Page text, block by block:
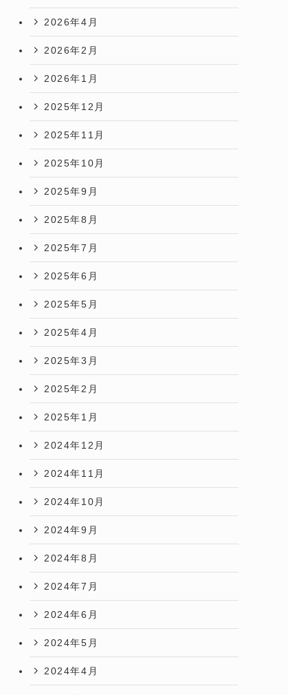
2026年4月
2026年2月
2026年1月
2025年12月
2025年11月
2025年10月
2025年9月
2025年8月
2025年7月
2025年6月
2025年5月
2025年4月
2025年3月
2025年2月
2025年1月
2024年12月
2024年11月
2024年10月
2024年9月
2024年8月
2024年7月
2024年6月
2024年5月
2024年4月